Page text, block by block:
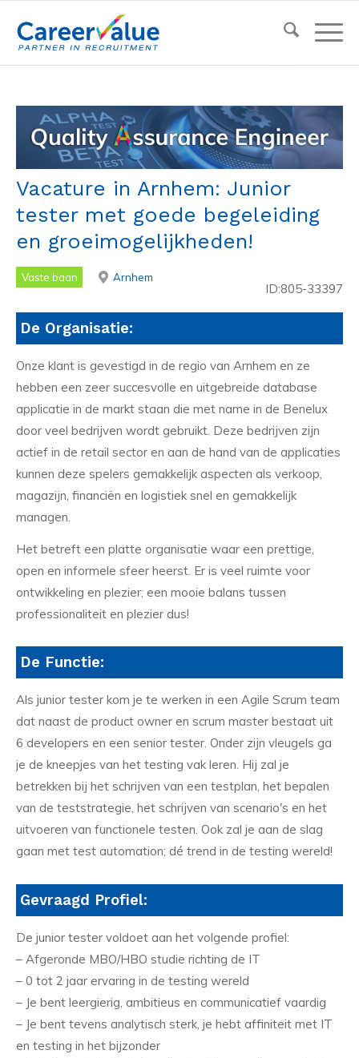
Vacature in Arnhem: Junior
tester met goede begeleiding
en groeimogelijkheden!
Vaste baan Arnhem
ID:805-33397
De Organisatie:
Onze klant is gevestigd in de regio van Arnhem en ze
hebben een zeer succesvolle en uitgebreide database
applicatie in de markt staan die met name in de Benelux
door veel bedrijven wordt gebruikt. Deze bedrijven zijn
actief in de retail sector en aan de hand van de applicaties
kunnen deze spelers gemakkelijk aspecten als verkoop,
magazijn, financiën en logistiek snel en gemakkelijk
managen.
Het betreft een platte organisatie waar een prettige,
open en informele sfeer heerst. Er is veel ruimte voor
ontwikkeling en plezier; een mooie balans tussen
professionaliteit en plezier dus!
De Functie:
Als junior tester kom je te werken in een Agile Scrum team
dat naast de product owner en scrum master bestaat uit
6 developers en een senior tester. Onder zijn vleugels ga
je de kneepjes van het testing vak leren. Hij zal je
betrekken bij het schrijven van een testplan, het bepalen
van de teststrategie, het schrijven van scenario's en het
uitvoeren van functionele testen. Ook zal je aan de slag
gaan met test automation; dé trend in de testing wereld!
Gevraagd Profiel:
De junior tester voldoet aan het volgende profiel:
– Afgeronde MBO/HBO studie richting de IT
– 0 tot 2 jaar ervaring in de testing wereld
– Je bent leergierig, ambitieus en communicatief vaardig
– Je bent tevens analytisch sterk, je hebt affiniteit met IT
en testing in het bijzonder